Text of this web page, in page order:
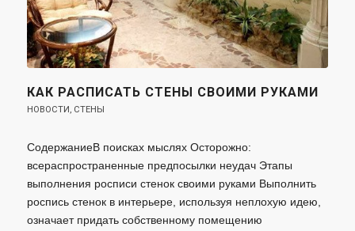
КАК РАСПИСАТЬ СТЕНЫ СВОИМИ РУКАМИ
НОВОСТИ , СТЕНЫ
СодержаниеВ поисках мыслях Осторожно:
всераспространенные предпосылки неудач Этапы
выполнения росписи стенок своими руками Выполнить
роспись стенок в интерьере, используя неплохую идею,
означает придать собственному помещению